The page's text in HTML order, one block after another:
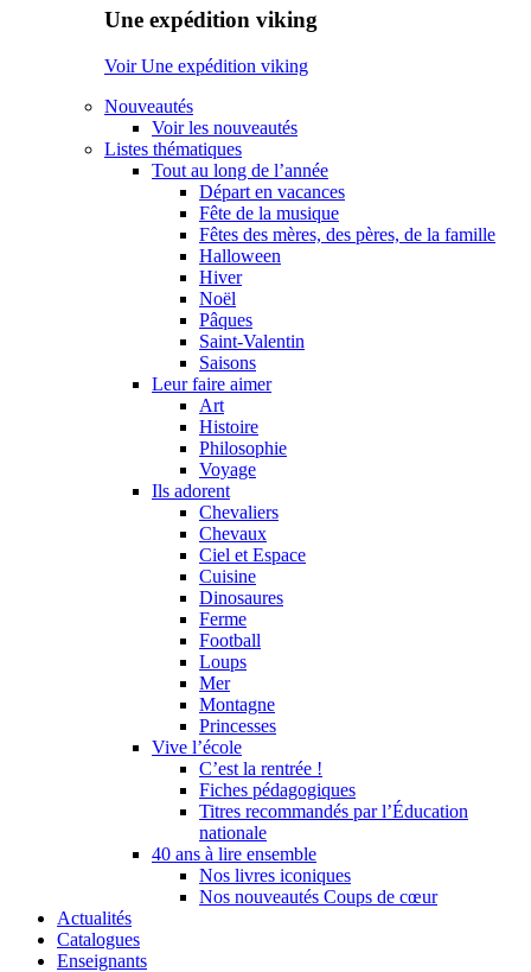
Une expédition viking
Voir Une expédition viking
Nouveautés
Voir les nouveautés
Listes thématiques
Tout au long de l’année
Départ en vacances
Fête de la musique
Fêtes des mères, des pères, de la famille
Halloween
Hiver
Noël
Pâques
Saint-Valentin
Saisons
Leur faire aimer
Art
Histoire
Philosophie
Voyage
Ils adorent
Chevaliers
Chevaux
Ciel et Espace
Cuisine
Dinosaures
Ferme
Football
Loups
Mer
Montagne
Princesses
Vive l’école
C’est la rentrée !
Fiches pédagogiques
Titres recommandés par l’Éducation
nationale
40 ans à lire ensemble
Nos livres iconiques
Nos nouveautés Coups de cœur
Actualités
Catalogues
Enseignants